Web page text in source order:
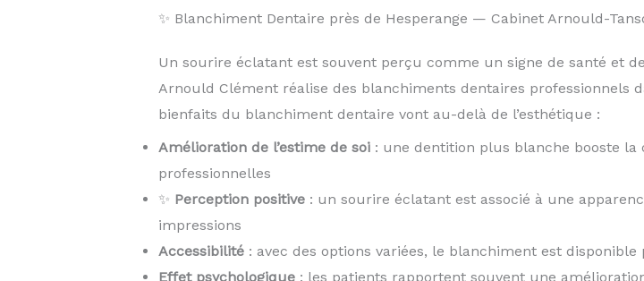
✨ Blanchiment Dentaire près de Hesperange — Cabinet Arnould-
Un sourire éclatant est souvent perçu comme un signe de santé et
Arnould Clément réalise des blanchiments dentaires professionnels
bienfaits du blanchiment dentaire vont au-delà de l’esthétique :
Amélioration de l’estime de soi: une dentition plus blanche booste la
professionnelles
✨ Perception positive: un sourire éclatant est associé à une
impressions
Accessibilité: avec des options variées, le blanchiment est
Effet psychologique: les patients rapportent souvent une